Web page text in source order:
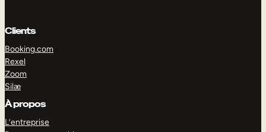
Clients
Booking.com
Rexel
Zoom
Silæ
À propos
L’entreprise